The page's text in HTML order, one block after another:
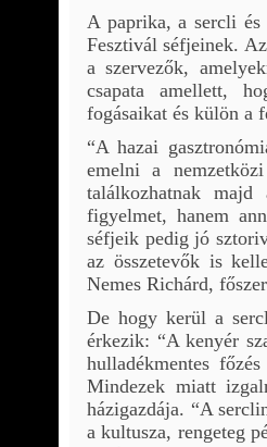
A paprika, a sercli
Fesztivál séfjeinek.
a szervezők,
csapata amellett,
fogásaikat és külön a
“A hazai
emelni a
találkozhatnak
figyelmet, hanem
séfjeik pedig jó
az összetevők is
Nemes Richárd,
De hogy kerül a
érkezik: “A kenyér
hulladékmentes
Mindezek miatt
házigazdája. “A
a kultusza, rengeteg